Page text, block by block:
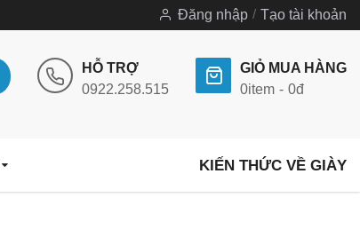
Đăng nhập Tạo tài khoản
HỖ TRỢ
0922.258.515
GIỎ MUA HÀNG
0item 0đ
KIẾN THỨC VỀ GIÀY